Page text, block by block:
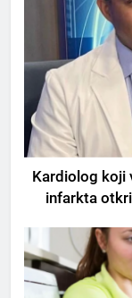
Kardiolog koji
infarkta
5
6